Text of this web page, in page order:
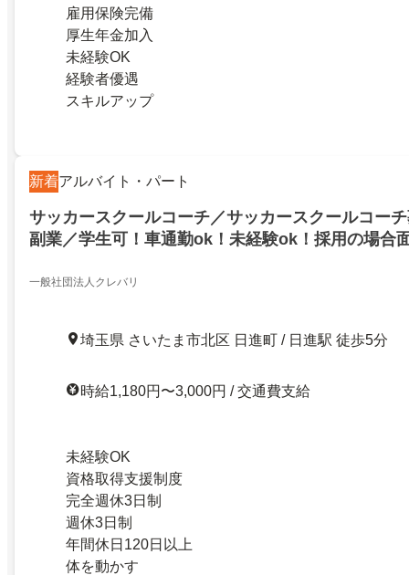
雇用保険完備
厚生年金加入
未経験OK
経験者優遇
スキルアップ
新着アルバイト・パート
サッカースクールコーチ／サッカースクールコー
副業／学生可！車通勤ok！未経験ok！採用の場合
一般社団法人クレバリ
埼玉県 さいたま市北区 日進町 / 日進駅 徒歩5分
時給1,180円〜3,000円 / 交通費支給
未経験OK
資格取得支援制度
完全週休3日制
週休3日制
年間休日120日以上
体を動かす